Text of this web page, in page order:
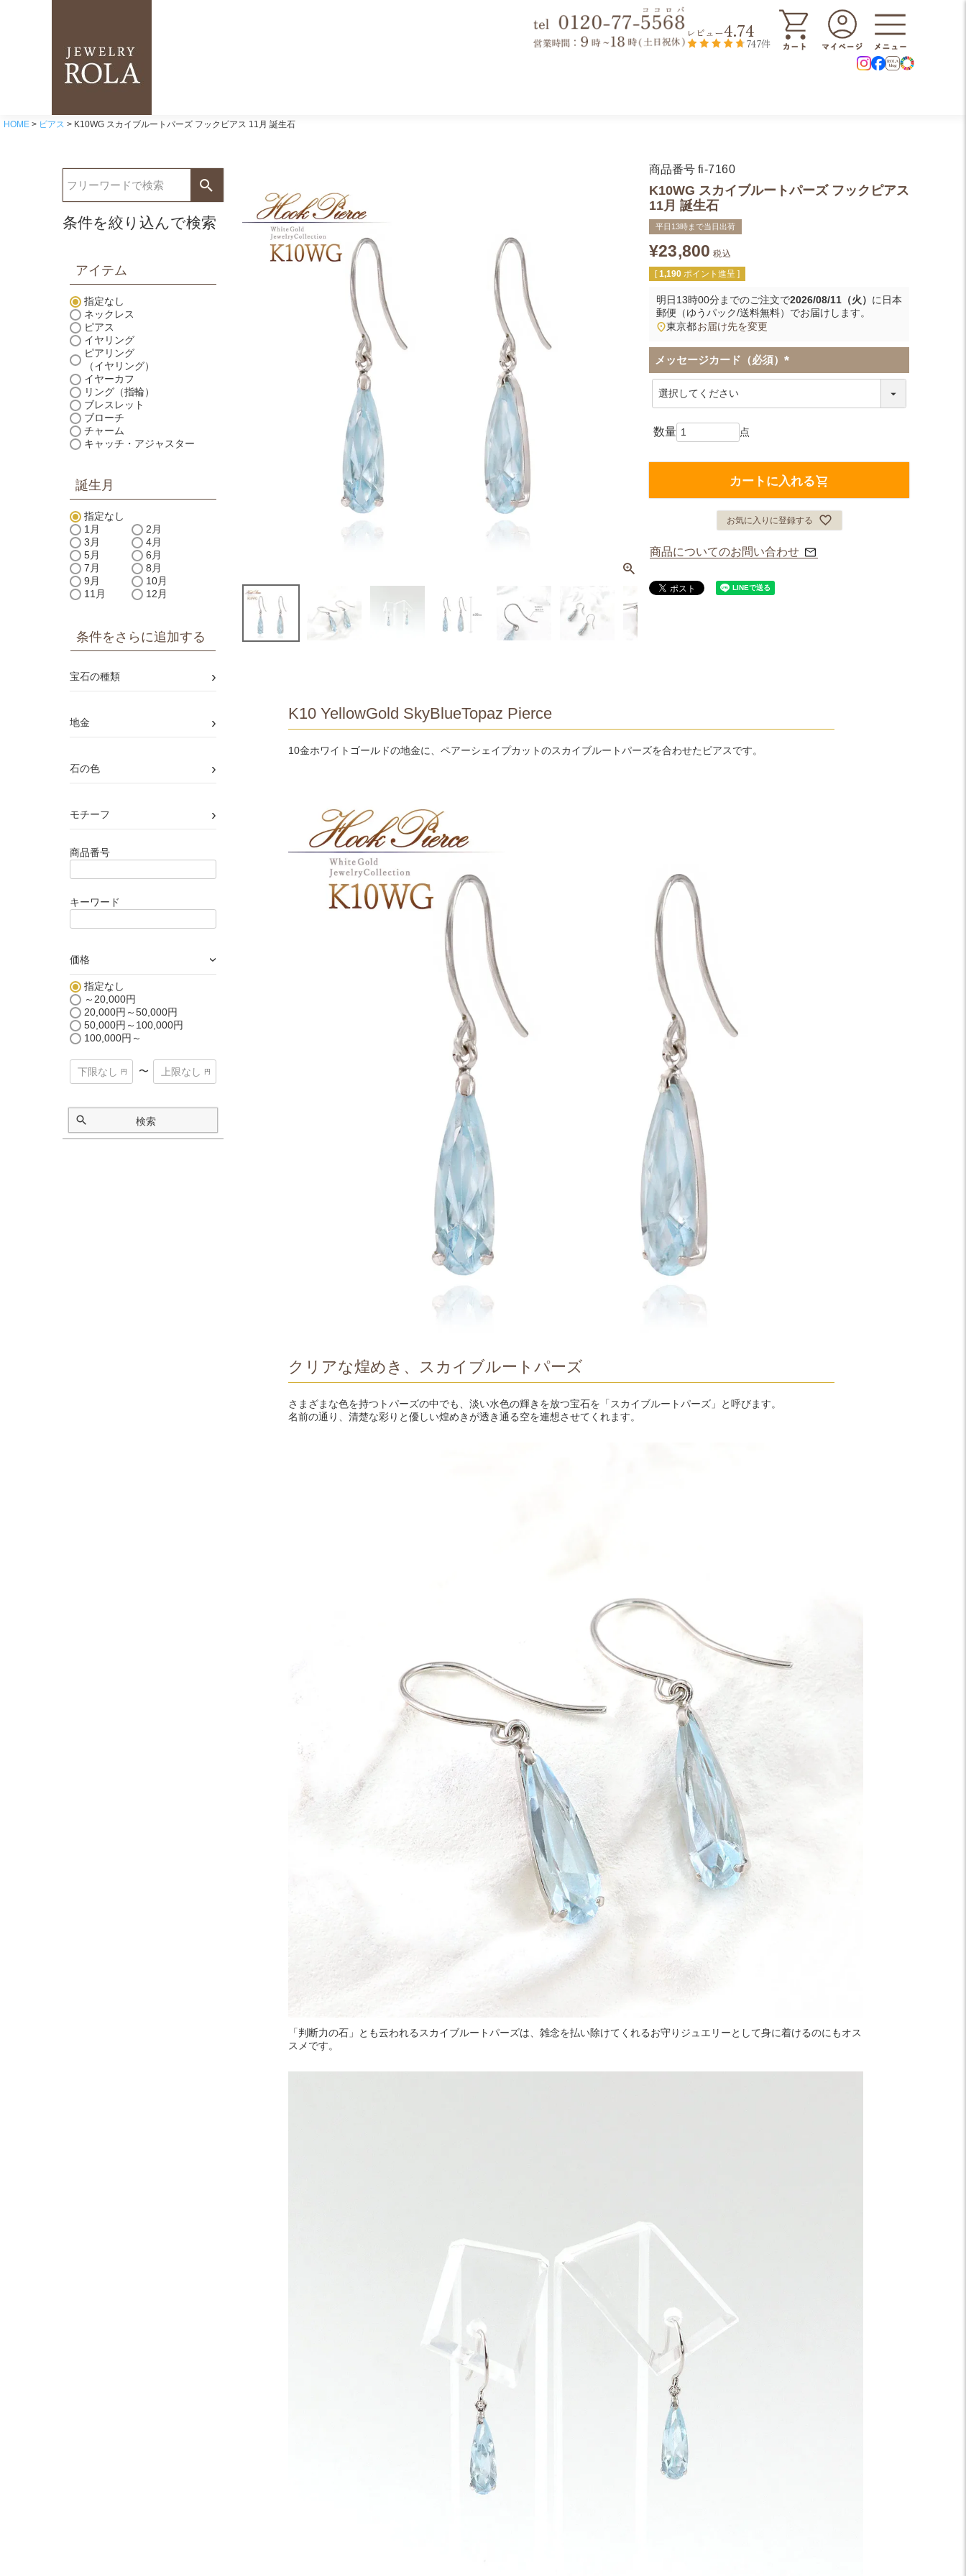
レビュー4.74
747件
HOME ピアス K10WG スカイブルートパーズ フックピアス 11月 誕生石
条件を絞り込んで検索
アイテム
指定なし
ネックレス
ピアス
イヤリング
ピアリング
（イヤリング）
イヤーカフ
リング（指輪）
ブレスレット
ブローチ
チャーム
キャッチ・アジャスター
誕生月
指定なし
1月
2月
3月
4月
5月
6月
7月
8月
9月
10月
11月
12月
条件をさらに追加する
宝石の種類 ›
地金 ›
石の色 ›
モチーフ ›
商品番号
キーワード
価格 ›
指定なし
～20,000円
20,000円～50,000円
50,000円～100,000円
100,000円～
〜
検索
商品番号 fi-7160
K10WG スカイブルートパーズ フックピアス
11月 誕生石
平日13時まで当日出荷
¥23,800 税込
[ 1,190 ポイント進呈 ]
明日13時00分までのご注文で2026/08/11（火） に 日本
郵便（ゆうパック/送料無料） でお届けします。
東京都お届け先を変更
メッセージカード（必須）
(
カートに入れる
お気に入りに登録する
商品についてのお問い合わせ
K10 YellowGold SkyBlueTopaz Pierce
10金ホワイトゴールドの地金に、ペアーシェイプカットのスカイブルートパーズを合わせたピアスです。
クリアな煌めき、スカイブルートパーズ
さまざまな色を持つトパーズの中でも、淡い水色の輝きを放つ宝石を「スカイブルートパーズ」と呼びます。
名前の通り、清楚な彩りと優しい煌めきが透き通る空を連想させてくれます。
「判断力の石」とも云われるスカイブルートパーズは、雑念を払い除けてくれるお守りジュエリーとして身に着けるのにもオス
スメです。